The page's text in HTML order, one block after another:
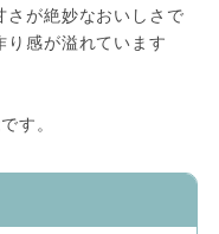
さが絶妙なおいしさで
感が溢れています
す。